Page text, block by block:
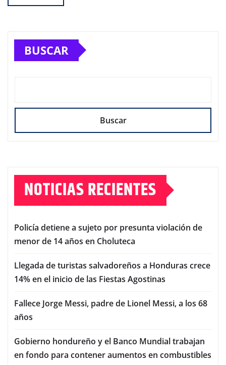
BUSCAR
Buscar
NOTICIAS RECIENTES
Policía detiene a sujeto por presunta violación de
menor de 14 años en Choluteca
Llegada de turistas salvadoreños a Honduras crece
14% en el inicio de las Fiestas Agostinas
Fallece Jorge Messi, padre de Lionel Messi, a los 68
años
Gobierno hondureño y el Banco Mundial trabajan
en fondo para contener aumentos en combustibles